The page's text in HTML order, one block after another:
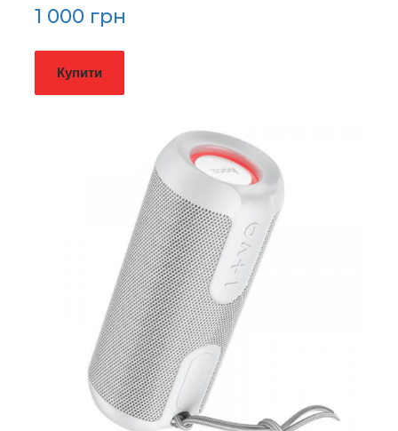
1 000 грн
Купити